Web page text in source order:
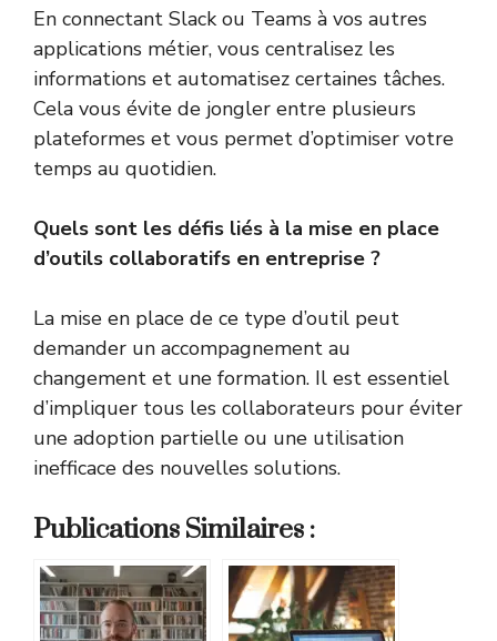
En connectant Slack ou Teams à vos autres
applications métier, vous centralisez les
informations et automatisez certaines tâches.
Cela vous évite de jongler entre plusieurs
plateformes et vous permet d’optimiser votre
temps au quotidien.
Quels sont les défis liés à la mise en place
d’outils collaboratifs en entreprise ?
La mise en place de ce type d’outil peut
demander un accompagnement au
changement et une formation. Il est essentiel
d’impliquer tous les collaborateurs pour éviter
une adoption partielle ou une utilisation
inefficace des nouvelles solutions.
Publications Similaires :